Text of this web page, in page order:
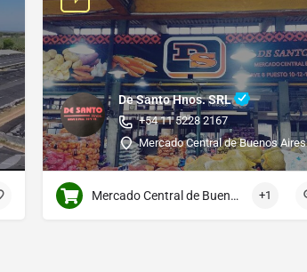
De Santo Hnos. SRL
+54 11 5228 2167
Mercado Central de Buenos Aires
Mercado Central de Buenos Aires +1